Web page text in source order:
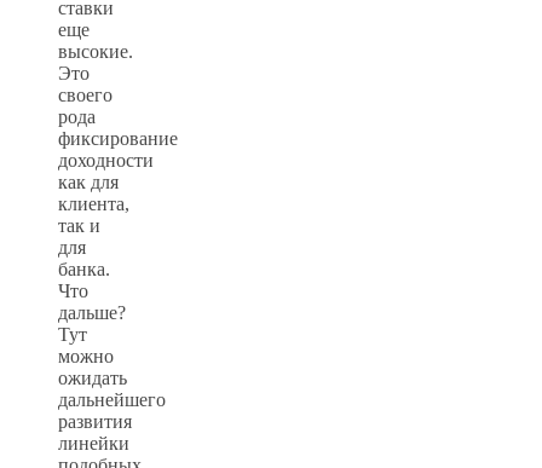
ставки
еще
высокие.
Это
своего
рода
фиксирование
доходности
как для
клиента,
так и
для
банка.
Что
дальше?
Тут
можно
ожидать
дальнейшего
развития
линейки